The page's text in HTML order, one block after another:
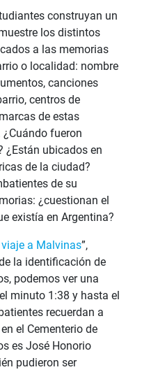
construyan un
los distintos
a las memorias
o localidad: nombre
canciones
centros de
de estas
fueron
¿Están ubicados en
de la ciudad?
de su
¿cuestionan el
existía en Argentina?
viaje a Malvinas”,
la identificación de
podemos ver una
minuto 1:38 y hasta el
recuerdan a
el Cementerio de
es José Honorio
pudieron ser